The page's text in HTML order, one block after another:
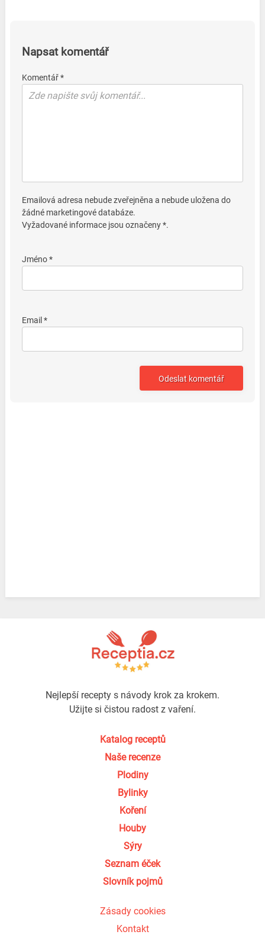
Napsat komentář
Komentář *
Emailová adresa nebude zveřejněna a nebude uložena do
žádné marketingové databáze.
Vyžadované informace jsou označeny *.
Jméno *
Email *
Nejlepší recepty s návody krok za krokem.
Užijte si čistou radost z vaření.
Katalog receptů
Naše recenze
Plodiny
Bylinky
Koření
Houby
Sýry
Seznam éček
Slovník pojmů
Zásady cookies
Kontakt